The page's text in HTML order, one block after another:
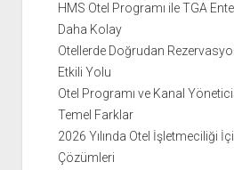
HMS Otel Programı ile TGA
Daha Kolay
Otellerde Doğrudan
Etkili Yolu
Otel Programı ve Kanal
Temel Farklar
2026 Yılında Otel İşletmeciliği
Çözümleri